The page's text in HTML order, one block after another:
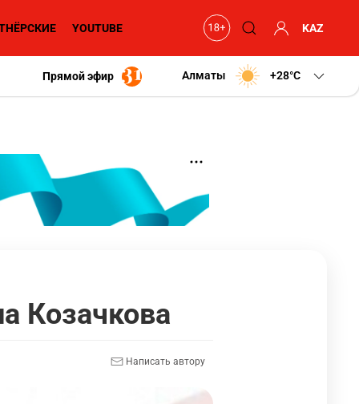
YOUTUBE KAZ
Прямой эфир Алматы +28 C
Козачкова
Написать автору